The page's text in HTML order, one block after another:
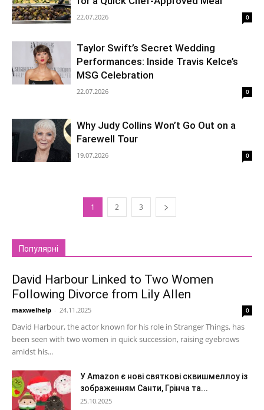
22.07.2026 0
Taylor Swift’s Secret Wedding
Performances: Inside Travis Kelce’s
MSG Celebration
22.07.2026 0
Why Judy Collins Won’t Go Out on a
Farewell Tour
19.07.2026 0
1 2 3
Популярні
David Harbour Linked to Two Women
Following Divorce from Lily Allen
maxwelhelp - 24.11.2025 0
David Harbour, the actor known for his role in Stranger Things, has
been seen with two women in quick succession, raising eyebrows
amidst his...
У Amazon є нові святкові сквишмеллоу із
зображенням Санти, Грінча та...
25.10.2025